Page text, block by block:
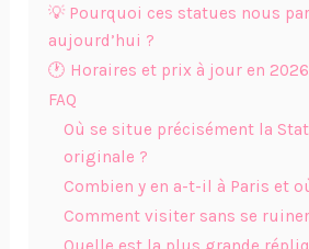
💡 Pourquoi ces statues nous
aujourd’hui ?
🕐 Horaires et prix à jour en 2026
FAQ
Où se situe précisément la
originale ?
Combien y en a-t-il à Paris et
Comment visiter sans se